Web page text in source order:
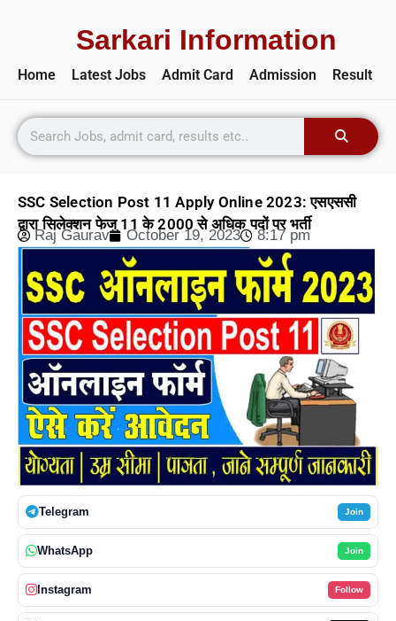
Sarkari Information
Home Latest Jobs Admit Card Admission Result
SSC Selection Post 11 Apply Online 2023: एसएससी
द्वारा सिलेक्शन फेज 11 के 2000 से अधिक पदों पर भर्ती
Raj Gaurav October 19, 2023 8:17 pm
Telegram Join
WhatsApp Join
Instagram Follow